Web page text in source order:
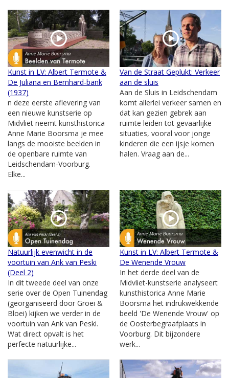
Kunst in LV: Albert Termote &
De Juliana en Bernhard-bank
(1937)
n deze eerste aflevering van
een nieuwe kunstserie op
Midvliet neemt kunsthistorica
Anne Marie Boorsma je mee
langs de mooiste beelden in
de openbare ruimte van
Leidschendam-Voorburg.
Elke...
Van de Straat Geplukt: Verkeer
aan de sluis
Aan de Sluis in Leidschendam
komt allerlei verkeer samen en
dat kan gezien gebrek aan
ruimte leiden tot gevaarlijke
situaties, vooral voor jonge
kinderen die een ijsje komen
halen. Vraag aan de...
Natuurlijk evenwicht in de
voortuin van Ank van Peski
(Deel 2)
In dit tweede deel van onze
serie over de Open Tuinendag
(georganiseerd door Groei &
Bloei) kijken we verder in de
voortuin van Ank van Peski.
Wat direct opvalt is het
perfecte natuurlijke...
Kunst in LV: Albert Termote &
De Wenende Vrouw
In het derde deel van de
Midvliet-kunstserie analyseert
kunsthistorica Anne Marie
Boorsma het indrukwekkende
beeld 'De Wenende Vrouw' op
de Oosterbegraafplaats in
Voorburg. Dit bijzondere
werk...